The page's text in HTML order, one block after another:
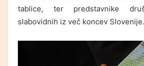
tablice, ter predstavnike
slabovidnih iz več koncev Slovenije.